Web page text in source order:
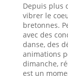
Depuis plus
vibrer le
bretonnes.
avec des
danse, des
animations
dimanche,
est un